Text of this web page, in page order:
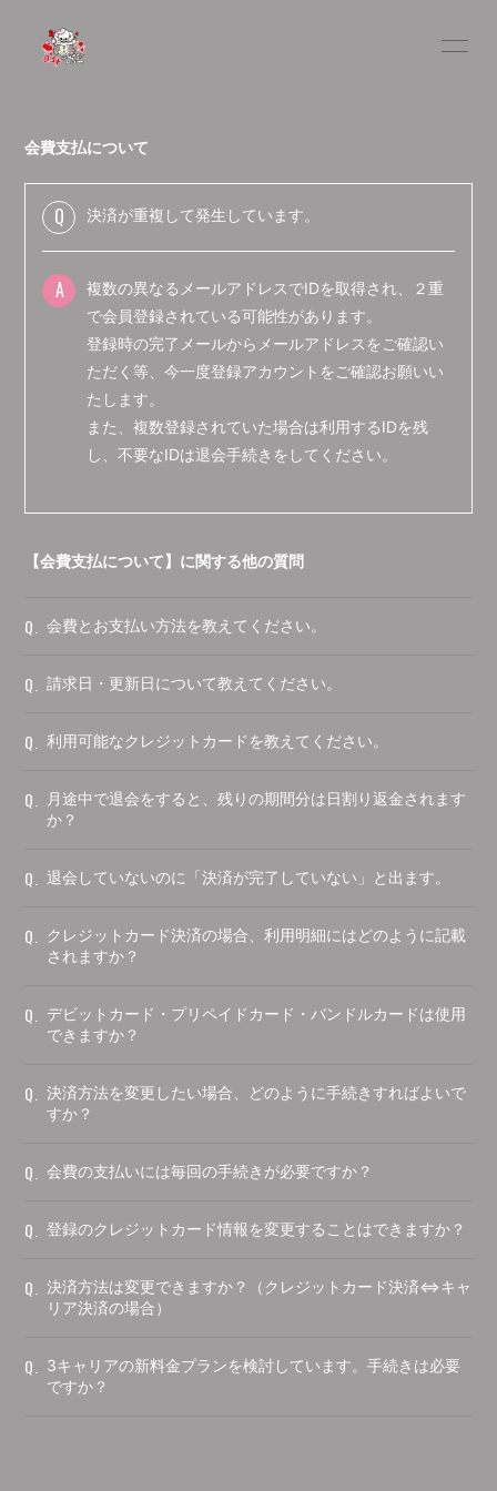
SCHEDULE
YouTube
OFFCIAL SITE
BLOG
MOVIE
PHOTO
Q&A
会員登録 ログイン
会費支払について
Q 決済が重複して発生しています。
A
複数の異なるメールアドレスでIDを取得され、２重
で会員登録されている可能性があります。
登録時の完了メールからメールアドレスをご確認い
ただく等、今一度登録アカウントをご確認お願いい
たします。
また、複数登録されていた場合は利用するIDを残
し、不要なIDは退会手続きをしてください。
【会費支払について】に関する他の質問
Q. 会費とお支払い方法を教えてください。
Q. 請求日・更新日について教えてください。
Q. 利用可能なクレジットカードを教えてください。
Q.
月途中で退会をすると、残りの期間分は日割り返金されます
か？
Q. 退会していないのに「決済が完了していない」と出ます。
Q.
クレジットカード決済の場合、利用明細にはどのように記載
されますか？
Q.
デビットカード・プリペイドカード・バンドルカードは使用
できますか？
Q.
決済方法を変更したい場合、どのように手続きすればよいで
すか？
Q. 会費の支払いには毎回の手続きが必要ですか？
Q. 登録のクレジットカード情報を変更することはできますか？
Q.
決済方法は変更できますか？（クレジットカード決済⇔キャ
リア決済の場合）
Q.
3キャリアの新料金プランを検討しています。手続きは必要
ですか？